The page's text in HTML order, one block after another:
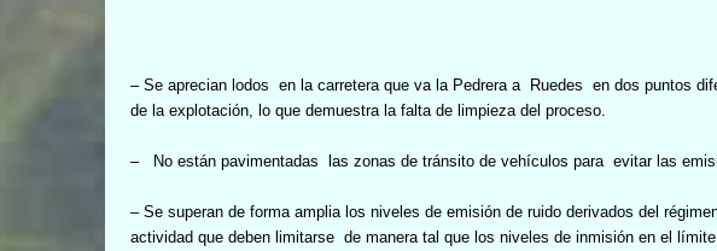
– Se aprecian lodos en la carretera que va la Pedrera a Ruedes en dos puntos
de la explotación, lo que demuestra la falta de limpieza del proceso.
– No están pavimentadas las zonas de tránsito de vehículos para evitar las
– Se superan de forma amplia los niveles de emisión de ruido derivados del
actividad que deben limitarse de manera tal que los niveles de inmisión en el